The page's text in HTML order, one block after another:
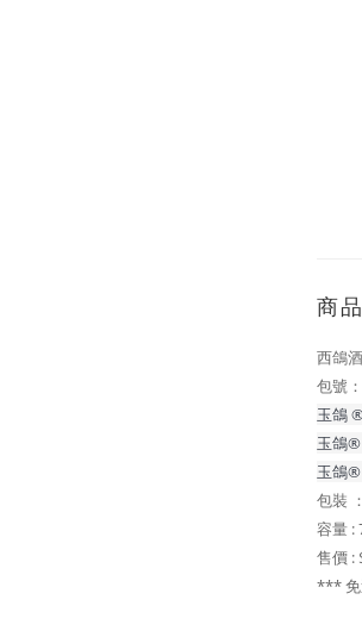
商
西鴿
包號：
玉鴿
玉鴿®
玉鴿®
包裝
容量 :
售價 :
*** 免